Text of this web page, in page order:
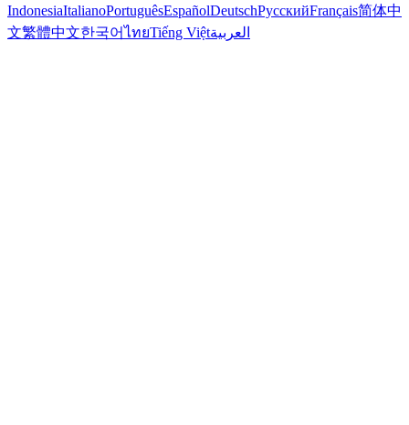
IndonesiaItalianoPortuguêsEspañolDeutschРусскийFrançais简体中
文繁體中文한국어ไทยTiếng Việtالعربية